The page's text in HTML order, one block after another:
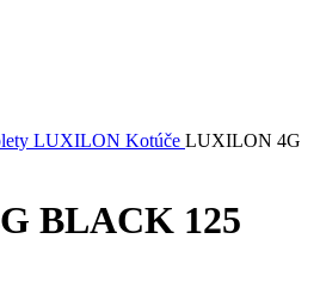
LUXILON Kotúče LUXILON 4G
BLACK 125